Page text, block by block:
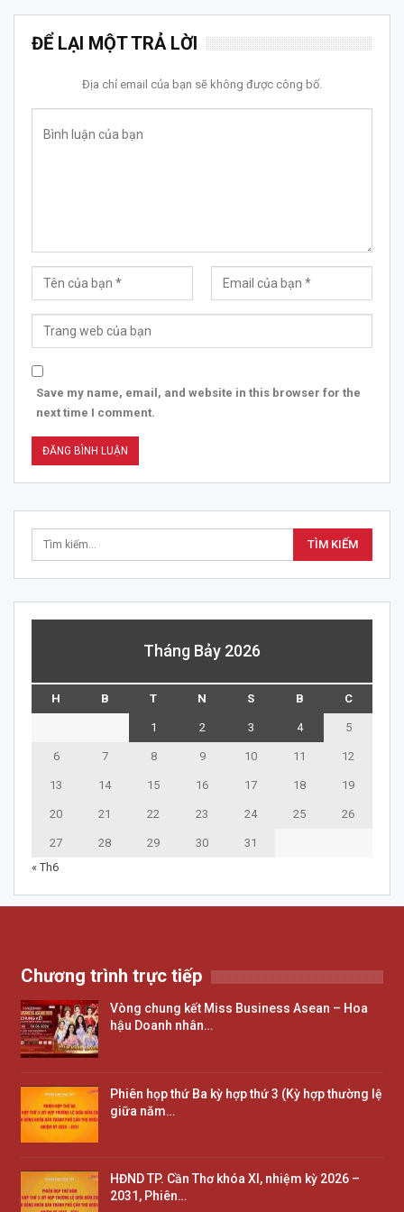
ĐỂ LẠI MỘT TRẢ LỜI
Địa chỉ email của bạn sẽ không được công bố.
Save my name, email, and website in this browser for the
next time I comment.
Tháng Bảy 2026
H B T N S B C
1 2 3 4 5
6 7 8 9 10 11 12
13 14 15 16 17 18 19
20 21 22 23 24 25 26
27 28 29 30
31
« Th6
Chương trình trực tiếp
Vòng chung kết Miss Business Asean – Hoa
hậu Doanh nhân…
Phiên họp thứ Ba kỳ hợp thứ 3 (Kỳ hợp thường lệ
giữa năm…
HĐND TP. Cần Thơ khóa XI, nhiệm kỳ 2026 –
2031, Phiên…